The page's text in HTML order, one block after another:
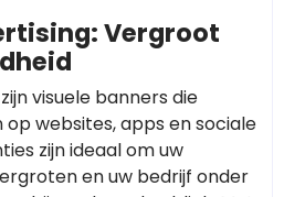
Vergroot
visuele banners die
websites, apps en sociale
zijn ideaal om uw
en uw bedrijf onder